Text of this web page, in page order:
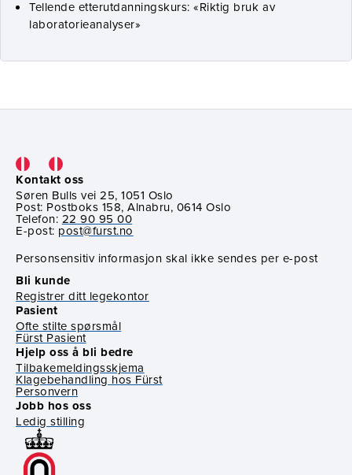
Tellende etterutdanningskurs: «Riktig bruk av
laboratorieanalyser»
Kontakt oss
Søren Bulls vei 25, 1051 Oslo
Post: Postboks 158, Alnabru, 0614 Oslo
Telefon: 22 90 95 00
E-post: post@furst.no
Personsensitiv informasjon skal ikke sendes per e-post
Bli kunde
Registrer ditt legekontor
Pasient
Ofte stilte spørsmål
Fürst Pasient
Hjelp oss å bli bedre
Tilbakemeldingsskjema
Klagebehandling hos Fürst
Personvern
Jobb hos oss
Ledig stilling